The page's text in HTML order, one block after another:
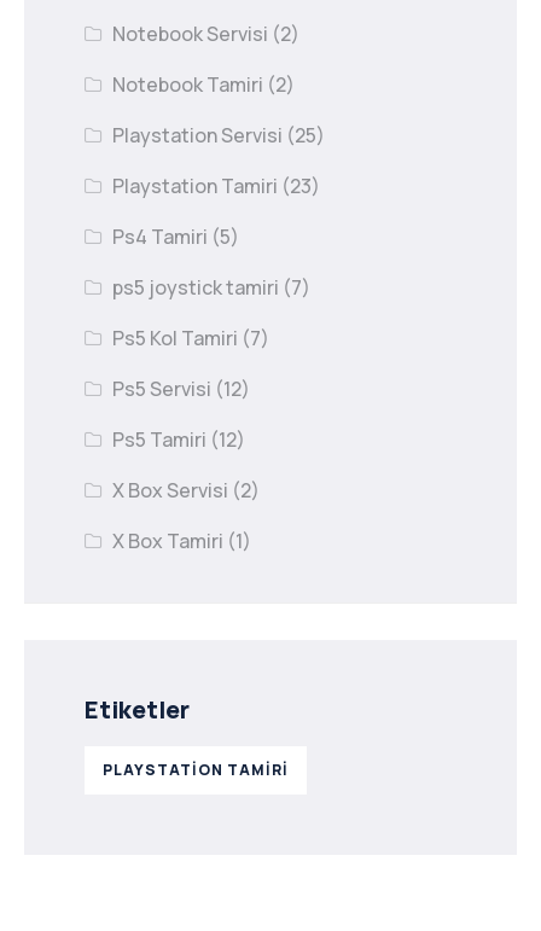
Notebook Servisi (2)
Notebook Tamiri (2)
Playstation Servisi (25)
Playstation Tamiri (23)
Ps4 Tamiri (5)
ps5 joystick tamiri (7)
Ps5 Kol Tamiri (7)
Ps5 Servisi (12)
Ps5 Tamiri (12)
X Box Servisi (2)
X Box Tamiri (1)
Etiketler
PLAYSTATION TAMIRI